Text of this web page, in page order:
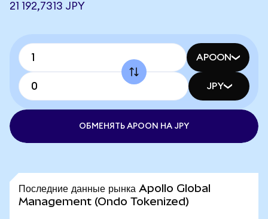
21 192,7313 JPY
APOON
JPY
ОБМЕНЯТЬ APOON НА JPY
Последние данные рынка Apollo Global
Management (Ondo Tokenized)